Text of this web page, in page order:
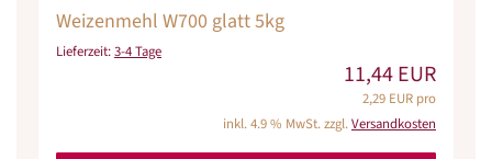
Weizenmehl W700 glatt 5kg
Lieferzeit:3-4 Tage
11,44 EUR
2,29 EUR pro
inkl. 4.9 % MwSt. zzgl.Versandkosten